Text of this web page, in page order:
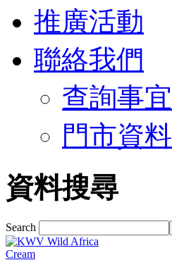
推廣活動
聯絡我們
查詢事宜
門市資料
資料搜尋
Search